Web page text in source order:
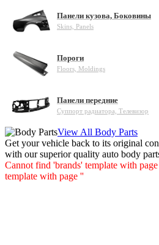
Панели кузова, Боковины
Skins, Panels
Пороги
Floors, Moldings
Панели передние
Суппорт радиатора, Телевизор
View All Body Parts
Get your vehicle back to its original
with our superior quality auto body
Cannot find 'brands' template with
template with page ''